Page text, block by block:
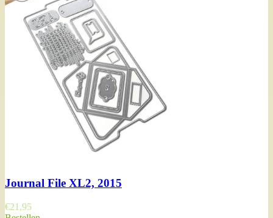
Journal File XL2, 2015
€21,95